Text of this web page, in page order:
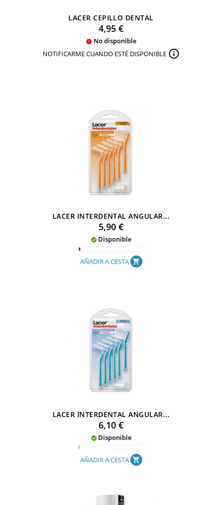
LACER CEPILLO DENTAL
Precio
4,95 €
 No disponible
NOTIFICARME CUANDO ESTÉ DISPONIBLE 
LACER INTERDENTAL ANGULAR...
Precio
5,90 €
 Disponible
AÑADIR A CESTA shopping_cart
LACER INTERDENTAL ANGULAR...
Precio
6,10 €
 Disponible
AÑADIR A CESTA shopping_cart